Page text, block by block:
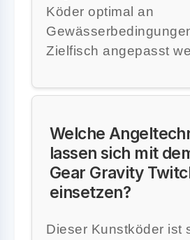
Köder optimal an
Zielfisch angepasst
Welche
lassen sich mit
Gear Gravity
einsetzen?
Dieser Kunstköder ist